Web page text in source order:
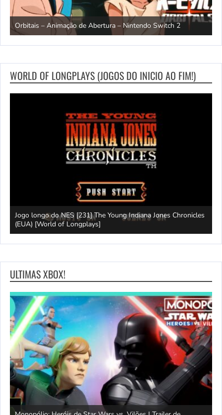
Orbitais – Animação de Abertura – Nintendo Switch 2
WORLD OF LONGPLAYS (JOGOS DO INICIO AO FIM!)
Jogo longo do NES [231] The Young Indiana Jones Chronicles
(EUA) [World of Longplays]
ULTIMAS XBOX!